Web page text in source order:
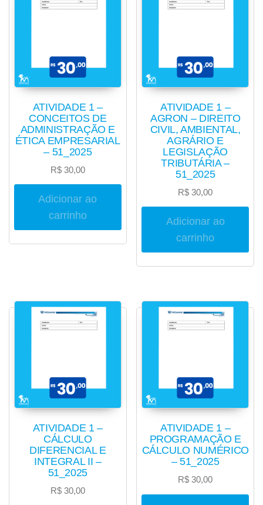
ATIVIDADE 1 –
CONCEITOS DE
ADMINISTRAÇÃO E
ÉTICA EMPRESARIAL
– 51_2025
R$30,00
Adicionar ao
carrinho
ATIVIDADE 1 –
AGRON – DIREITO
CIVIL, AMBIENTAL,
AGRÁRIO E
LEGISLAÇÃO
TRIBUTÁRIA –
51_2025
R$ 30,00
Adicionar ao
carrinho
ATIVIDADE 1 –
CÁLCULO
DIFERENCIAL E
INTEGRAL II –
51_2025
R$30,00
ATIVIDADE 1 –
PROGRAMAÇÃO E
CÁLCULO NUMÉRICO
– 51_2025
R$ 30,00